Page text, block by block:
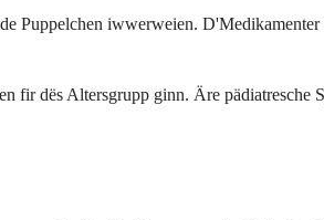
Puppelchen iwwerweien.
fir dës Altersgrupp ginn. Äre pädiatresche